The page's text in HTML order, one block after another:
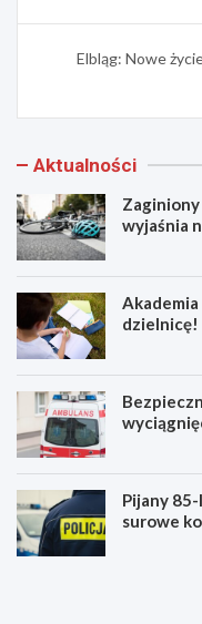
Elbląg: Nowe
Aktualności
wyjaśnia
dzielnicę!
Pijany
surowe
Z
A